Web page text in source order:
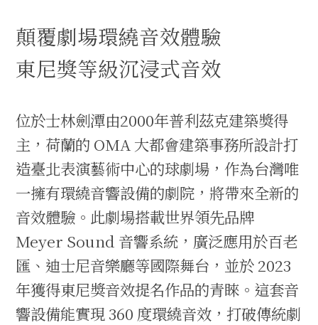
顛覆劇場環繞音效體驗
東尼獎等級沉浸式音效
位於士林劍潭由2000年普利茲克建築獎得
主，荷蘭的 OMA 大都會建築事務所設計打
造臺北表演藝術中心的球劇場，作為台灣唯
一擁有環繞音響設備的劇院，將帶來全新的
音效體驗。此劇場搭載世界領先品牌
Meyer Sound 音響系統，廣泛應用於百老
匯、迪士尼音樂廳等國際舞台，並於 2023
年獲得東尼獎音效提名作品的青睞。這套音
響設備能實現 360 度環繞音效，打破傳統劇